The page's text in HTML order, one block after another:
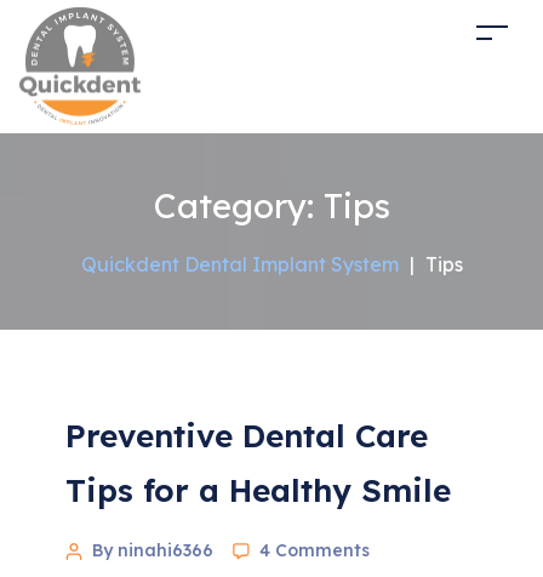
Category: Tips
Quickdent Dental Implant System | Tips
Preventive Dental Care
Tips for a Healthy Smile
By ninahi6366 4 Comments